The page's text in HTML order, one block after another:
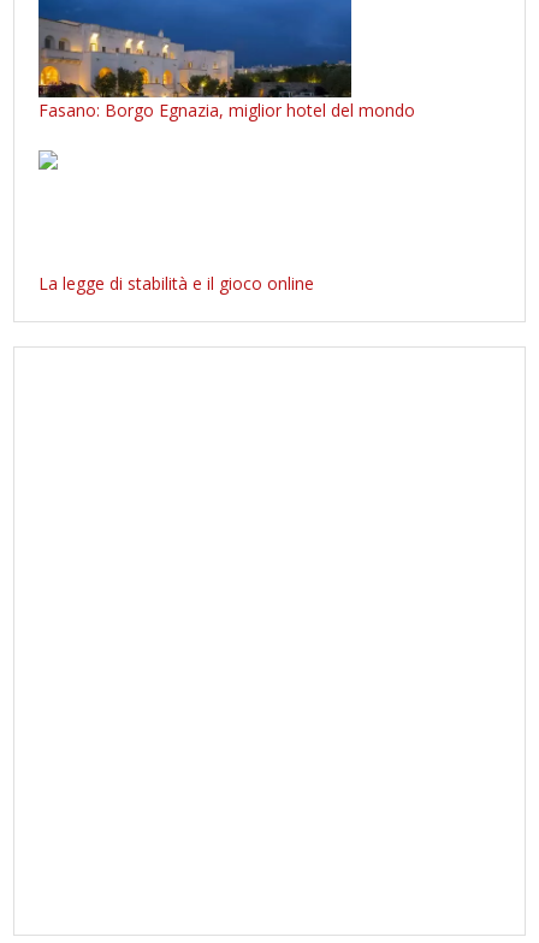
Fasano: Borgo Egnazia, miglior hotel del mondo
La legge di stabilità e il gioco online